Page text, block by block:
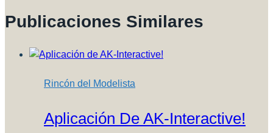
Publicaciones Similares
Rincón del Modelista
Aplicación De AK-Interactive!